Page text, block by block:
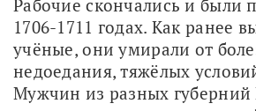
Рабочие скончались и были
1706-1711 годах. Как ранее
учёные, они умирали от
недоедания, тяжёлых
Мужчин из разных губерний